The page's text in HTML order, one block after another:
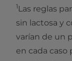
1 Las reglas
sin lactosa y
varían de un
en cada